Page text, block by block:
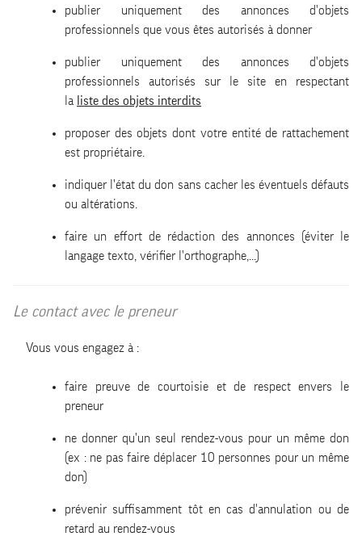
publier uniquement des annonces d'objets
professionnels que vous êtes autorisés à donner
publier uniquement des annonces d'objets
professionnels autorisés sur le site en respectant
la liste des objets interdits
proposer des objets dont votre entité de rattachement
est propriétaire.
indiquer l'état du don sans cacher les éventuels défauts
ou altérations.
faire un effort de rédaction des annonces (éviter le
langage texto, vérifier l'orthographe,...)
Le contact avec le preneur
Vous vous engagez à :
faire preuve de courtoisie et de respect envers le
preneur
ne donner qu'un seul rendez-vous pour un même don
(ex : ne pas faire déplacer 10 personnes pour un même
don)
prévenir suffisamment tôt en cas d'annulation ou de
retard au rendez-vous